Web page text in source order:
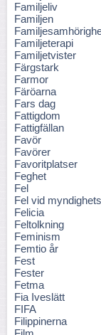
Familjeliv
Familjen
Familjeterapi
Familjetvister
Färgstark
Farmor
Färöarna
Fars dag
Fattigdom
Fattigfällan
Favör
Favörer
Favoritplatser
Feghet
Fel
Fel vid
Felicia
Feltolkning
Feminism
Femtio år
Fest
Fester
Fetma
Fia Iveslätt
FIFA
Filippinerna